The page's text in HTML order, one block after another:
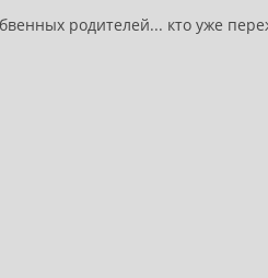
родителей... кто уже